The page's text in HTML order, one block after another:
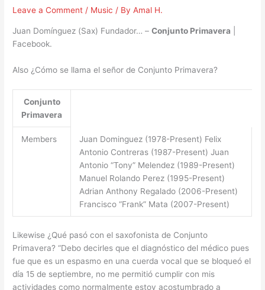
Leave a Comment / Music / ByAmal H.
Juan Domínguez (Sax) Fundador… –Conjunto Primavera
Facebook.
Also ¿Cómo se llama el señor de Conjunto Primavera?
Conjunto
Primavera
Members
Juan Dominguez (1978-Present) Felix
Antonio Contreras (1987-Present) Juan
Antonio “Tony” Melendez (1989-Present)
Manuel Rolando Perez (1995-Present)
Adrian Anthony Regalado (2006-Present)
Francisco “Frank” Mata (2007-Present)
Likewise ¿Qué pasó con el saxofonista de Conjunto
Primavera? “Debo decirles que el diagnóstico del médico pues
fue que es un espasmo en una cuerda vocal que se bloqueó el
día 15 de septiembre, no me permitió cumplir con mis
actividades como normalmente estoy acostumbrado a